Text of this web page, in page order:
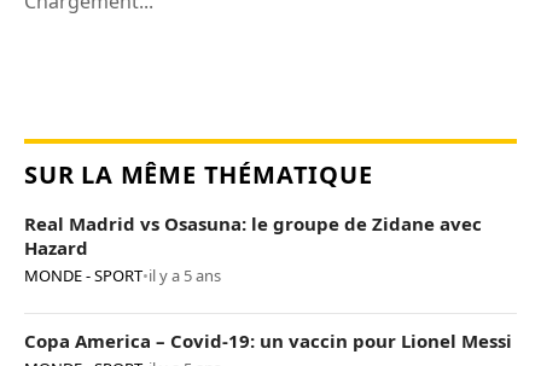
SUR LA MÊME THÉMATIQUE
Real Madrid vs Osasuna: le groupe de Zidane avec
Hazard
MONDE - SPORT•il y a 5 ans
Copa America – Covid-19: un vaccin pour Lionel Messi